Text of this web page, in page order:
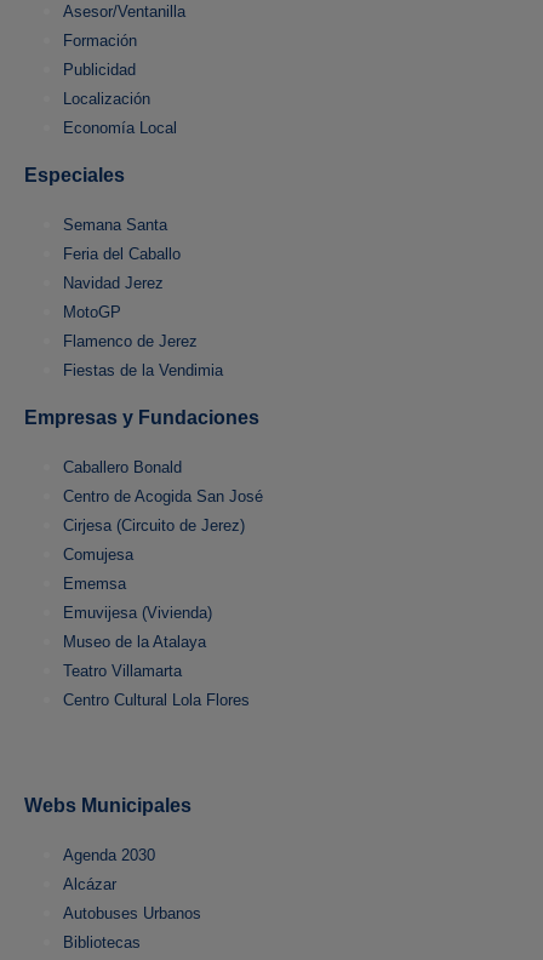
Asesor/Ventanilla
Formación
Publicidad
Localización
Economía Local
Especiales
Semana Santa
Feria del Caballo
Navidad Jerez
MotoGP
Flamenco de Jerez
Fiestas de la Vendimia
Empresas y Fundaciones
Caballero Bonald
Centro de Acogida San José
Cirjesa (Circuito de Jerez)
Comujesa
Ememsa
Emuvijesa (Vivienda)
Museo de la Atalaya
Teatro Villamarta
Centro Cultural Lola Flores
Webs Municipales
Agenda 2030
Alcázar
Autobuses Urbanos
Bibliotecas